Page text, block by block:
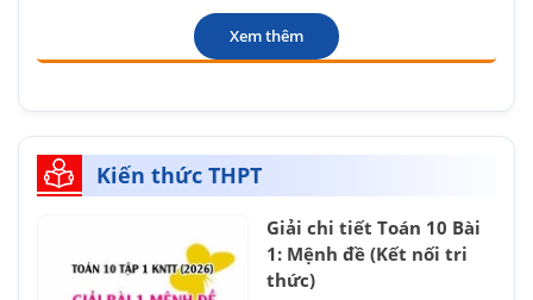
Xem thêm
Kiến thức THPT
Giải chi tiết Toán 10 Bài
1: Mệnh đề (Kết nối tri
thức)